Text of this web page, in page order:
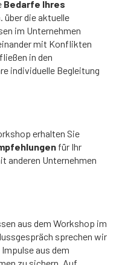
Bedarfe Ihres
über die aktuelle
im Unternehmen
mit Konflikten
in den
individuelle Begleitung
erhalten Sie
für Ihr
anderen Unternehmen
aus dem Workshop im
sprechen wir
Impulse aus dem